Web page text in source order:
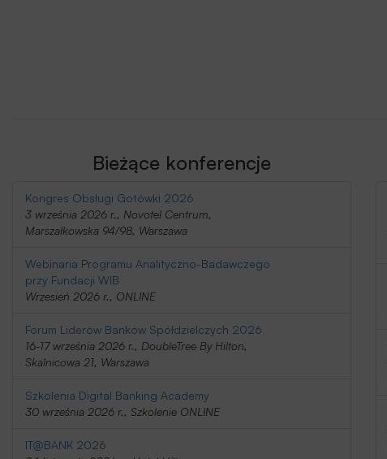
Bieżące konferencje
Kongres Obsługi Gotówki 2026
3 września 2026 r., Novotel Centrum,
Marszałkowska 94/98, Warszawa
Webinaria Programu Analityczno-Badawczego
przy Fundacji WIB
Wrzesień 2026 r., ONLINE
Forum Liderów Banków Spółdzielczych 2026
16-17 września 2026 r., DoubleTree By Hilton,
Skalnicowa 21, Warszawa
Szkolenia Digital Banking Academy
30 września 2026 r., Szkolenie ONLINE
IT@BANK 2026